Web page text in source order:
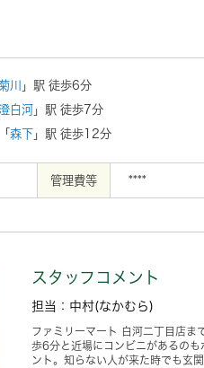
川
」駅 徒歩6分
白河 」駅 徒歩7分
森下 」駅 徒歩12分
管理費等 ****
スタッフコメント
担当：中村(なかむら)
ファミリーマート 白河二丁目店ま
歩6分と近場にコンビニがあるのも
ント。知らない人が来た時でも玄